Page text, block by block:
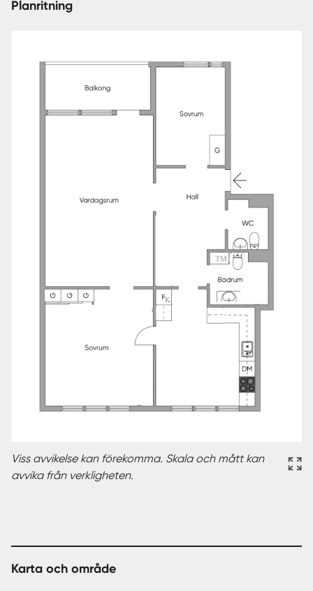
Planritning
Viss avvikelse kan förekomma. Skala och mått kan
avvika från verkligheten.
Karta och område